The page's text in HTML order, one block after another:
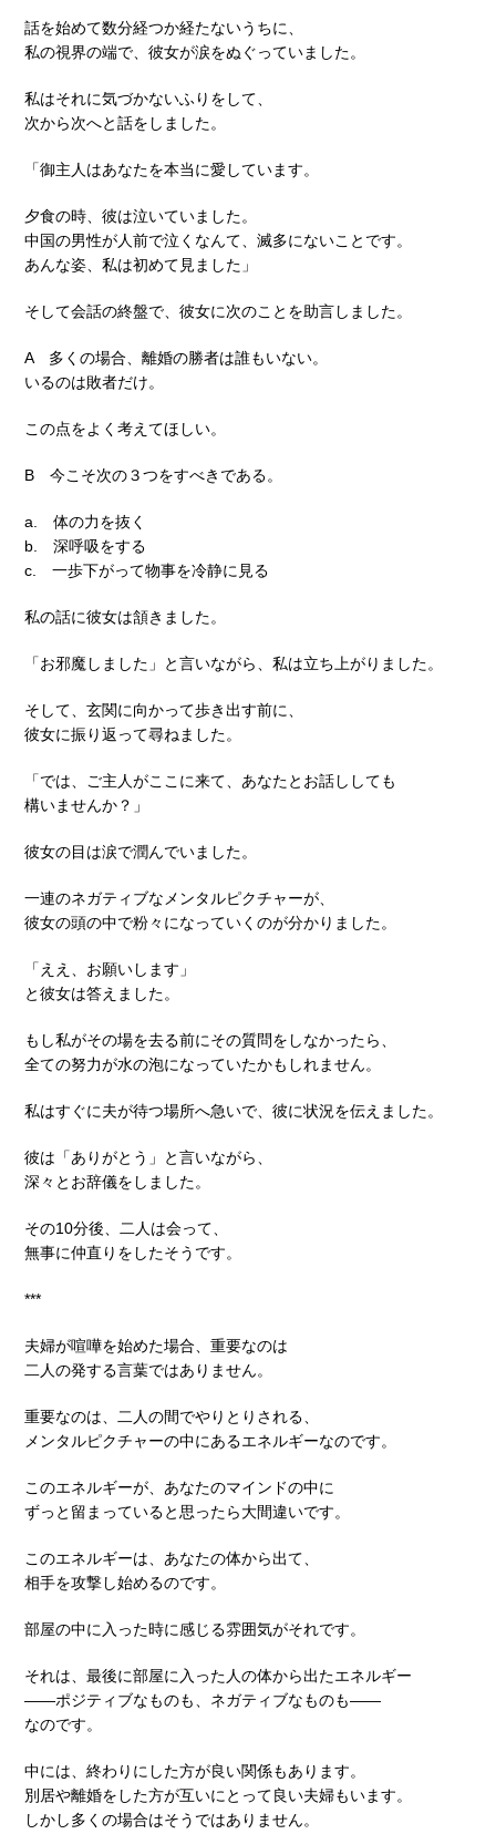
話を始めて数分経つか経たないうちに、
私の視界の端で、彼女が涙をぬぐっていました。
私はそれに気づかないふりをして、
次から次へと話をしました。
「御主人はあなたを本当に愛しています。
夕食の時、彼は泣いていました。
中国の男性が人前で泣くなんて、滅多にないことです。
あんな姿、私は初めて見ました」
そして会話の終盤で、彼女に次のことを助言しました。
A 多くの場合、離婚の勝者は誰もいない。
いるのは敗者だけ。
この点をよく考えてほしい。
B 今こそ次の３つをすべきである。
a. 体の力を抜く
b. 深呼吸をする
c. 一歩下がって物事を冷静に見る
私の話に彼女は頷きました。
「お邪魔しました」と言いながら、私は立ち上がりました。
そして、玄関に向かって歩き出す前に、
彼女に振り返って尋ねました。
「では、ご主人がここに来て、あなたとお話ししても
構いませんか？」
彼女の目は涙で潤んでいました。
一連のネガティブなメンタルピクチャーが、
彼女の頭の中で粉々になっていくのが分かりました。
「ええ、お願いします」
と彼女は答えました。
もし私がその場を去る前にその質問をしなかったら、
全ての努力が水の泡になっていたかもしれません。
私はすぐに夫が待つ場所へ急いで、彼に状況を伝えました。
彼は「ありがとう」と言いながら、
深々とお辞儀をしました。
その10分後、二人は会って、
無事に仲直りをしたそうです。
***
夫婦が喧嘩を始めた場合、重要なのは
二人の発する言葉ではありません。
重要なのは、二人の間でやりとりされる、
メンタルピクチャーの中にあるエネルギーなのです。
このエネルギーが、あなたのマインドの中に
ずっと留まっていると思ったら大間違いです。
このエネルギーは、あなたの体から出て、
相手を攻撃し始めるのです。
部屋の中に入った時に感じる雰囲気がそれです。
それは、最後に部屋に入った人の体から出たエネルギー
――ポジティブなものも、ネガティブなものも――
なのです。
中には、終わりにした方が良い関係もあります。
別居や離婚をした方が互いにとって良い夫婦もいます。
しかし多くの場合はそうではありません。